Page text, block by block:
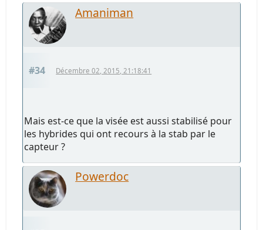
Amaniman
#34 Décembre 02, 2015, 21:18:41
Mais est-ce que la visée est aussi stabilisé pour
les hybrides qui ont recours à la stab par le
capteur ?
Powerdoc